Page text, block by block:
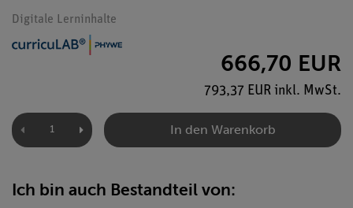
Digitale Lerninhalte
666,70 EUR
793,37 EUR inkl. MwSt.
In den Warenkorb
Ich bin auch Bestandteil von: